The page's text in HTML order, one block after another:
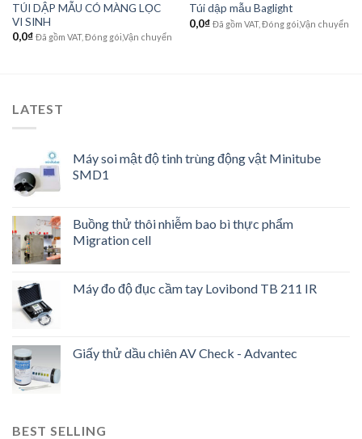
TÚI DẬP MẪU CÓ MÀNG LỌC
VI SINH
0,0₫ Đã gồm VAT, Đóng gói,Vận chuyển
Túi dập mẫu Baglight
0,0₫ Đã gồm VAT, Đóng gói,Vận chuyển
LATEST
Máy soi mật độ tinh trùng động vật Minitube
SMD1
Buồng thử thôi nhiễm bao bì thực phẩm
Migration cell
Máy đo độ đục cầm tay Lovibond TB 211 IR
Giấy thử dầu chiên AV Check - Advantec
BEST SELLING